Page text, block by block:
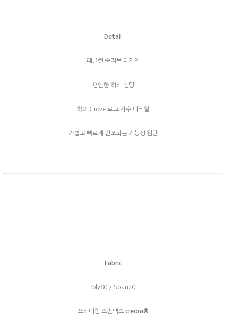
Detail
래글런 슬리브 디자인
편안한 허리 밴딩
하의 Grove 로고 자수 디테일
가볍고 빠르게 건조되는 기능성 원단
Fabric
Poly80 / Span20
프리미엄 스판덱스creora®